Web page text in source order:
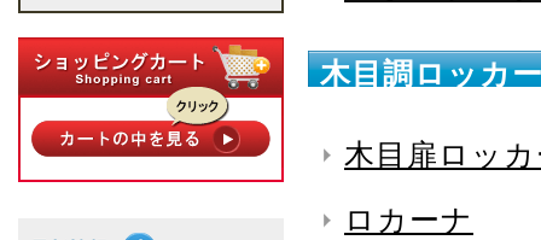
木目調ロッカ
木目扉ロッ
ロカーナ